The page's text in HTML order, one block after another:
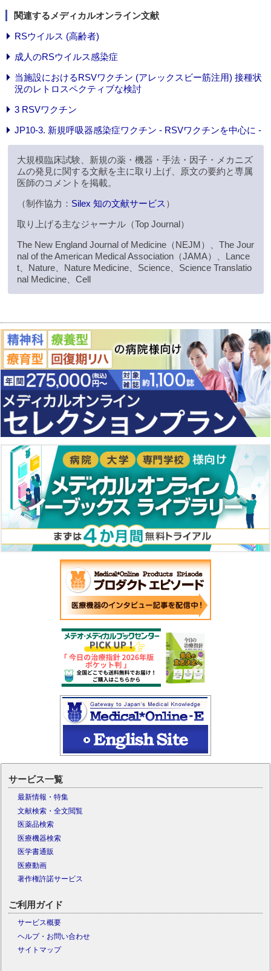
関連するメディカルオンライン文献
RSウイルス (高齢者)
成人のRSウイルス感染症
当施設におけるRSVワクチン (アレックスビー筋注用) 接種状
況のレトロスペクティブな検討
3 RSVワクチン
JP10-3. 新規呼吸器感染症ワクチン - RSVワクチンを中心に -
大規模臨床試験、新規の薬・機器・手法・因子・メカニズ
ムの発見に関する文献を主に取り上げ、原文の要約と専属
医師のコメントを掲載。
（制作協力： Silex 知の文献サービス ）
取り上げる主なジャーナル（Top Journal）
The New England Journal of Medicine（NEJM）、The Jour
nal of the American Medical Association（JAMA）、Lance
t、Nature、Nature Medicine、Science、Science Translatio
nal Medicine、Cell
サービス一覧
最新情報・特集
文献検索・全文閲覧
医薬品検索
医療機器検索
医学書通販
医療動画
著作権許諾サービス
ご利用ガイド
サービス概要
ヘルプ・お問い合わせ
サイトマップ